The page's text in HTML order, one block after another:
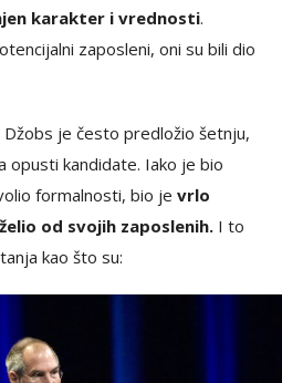
karakter i vrednosti.
zaposleni, oni su bili dio
je često predložio šetnju,
opusti kandidate. Iako je bio
formalnosti, bio je vrlo
od svojih zaposlenih. I to
kao što su: